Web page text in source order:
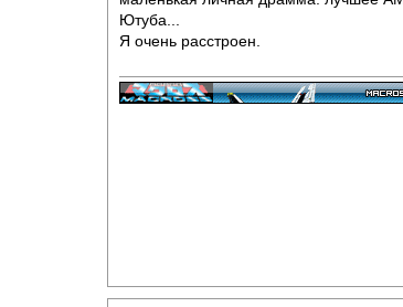
Ютуба...
Я очень расстроен.